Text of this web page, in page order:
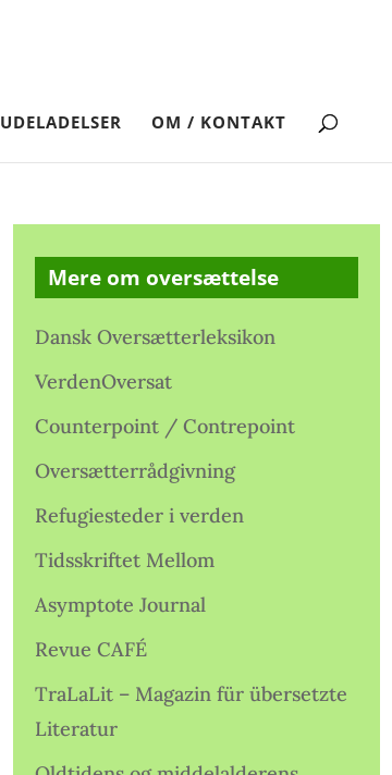
UDELADELSER OM / KONTAKT
Mere om oversættelse
Dansk Oversætterleksikon
VerdenOversat
Counterpoint / Contrepoint
Oversætterrådgivning
Refugiesteder i verden
Tidsskriftet Mellom
Asymptote Journal
Revue CAFÉ
TraLaLit – Magazin für übersetzte
Literatur